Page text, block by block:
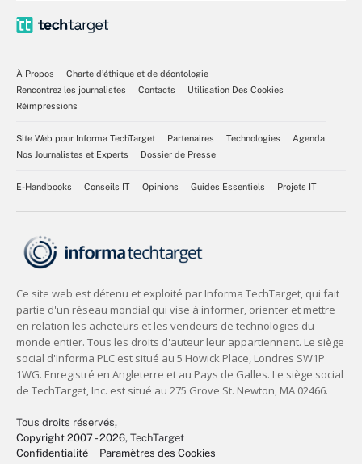
À Propos
Charte d’éthique et de déontologie
Rencontrez les journalistes
Contacts
Utilisation Des Cookies
Réimpressions
Site Web pour Informa TechTarget Partenaires Technologies
Agenda
Nos Journalistes et Experts
Dossier de Presse
E-Handbooks Conseils IT Opinions Guides Essentiels Projets IT
Tous droits réservés,
Copyright 2007 - 2026, TechTarget
Confidentialité
Paramètres des Cookies